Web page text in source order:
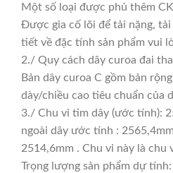
Một số loại được phủ thêm
Được gia cố lõi để tải nặng,
tiết về đặc tính sản phẩm vui
2./ Quy cách dây curoa đai
Bản dây curoa C gồm bản
dày/chiều cao tiêu chuẩn của
3./ Chu vi tim dây (ước tính):
ngoài dây ước tính :
2514,6mm . Chu vi này là chu
Trọng lượng sản phẩm dự